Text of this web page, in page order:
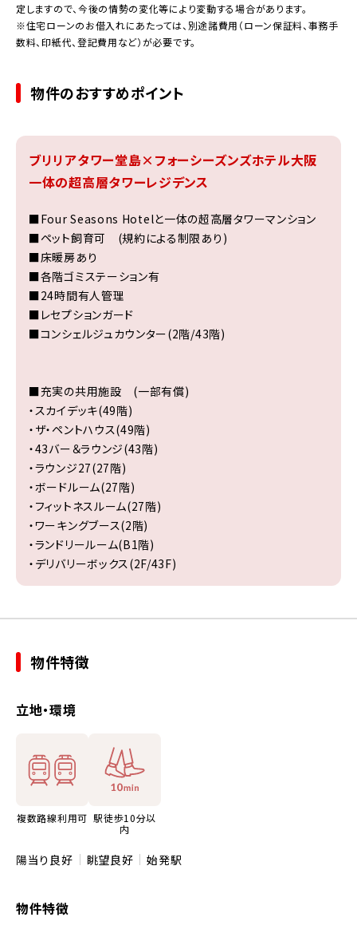
定しますので、今後の情勢の変化等により変動する場合があります。
※住宅ローンのお借入れにあたっては、別途諸費用（ローン保証料、事務手
数料、印紙代、登記費用など）が必要です。
物件のおすすめポイント
ブリリアタワー堂島×フォーシーズンズホテル大阪
一体の超高層タワーレジデンス
■Four Seasons Hotelと一体の超高層タワーマンション
■ペット飼育可 (規約による制限あり)
■床暖房あり
■各階ゴミステーション有
■24時間有人管理
■レセプションガード
■コンシェルジュカウンター(2階/43階)
■充実の共用施設 (一部有償)
・スカイデッキ(49階)
・ザ・ペントハウス(49階)
・43バー＆ラウンジ(43階)
・ラウンジ27(27階)
・ボードルーム(27階)
・フィットネスルーム(27階)
・ワーキングブース(2階)
・ランドリールーム(B1階)
・デリバリーボックス(2F/43F)
物件特徴
立地・環境
複数路線利用可 駅徒歩10分以
内
陽当り良好 眺望良好 始発駅
物件特徴